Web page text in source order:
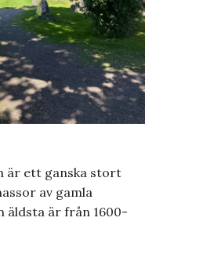
är ett ganska stort
av gamla
äldsta är från 1600-